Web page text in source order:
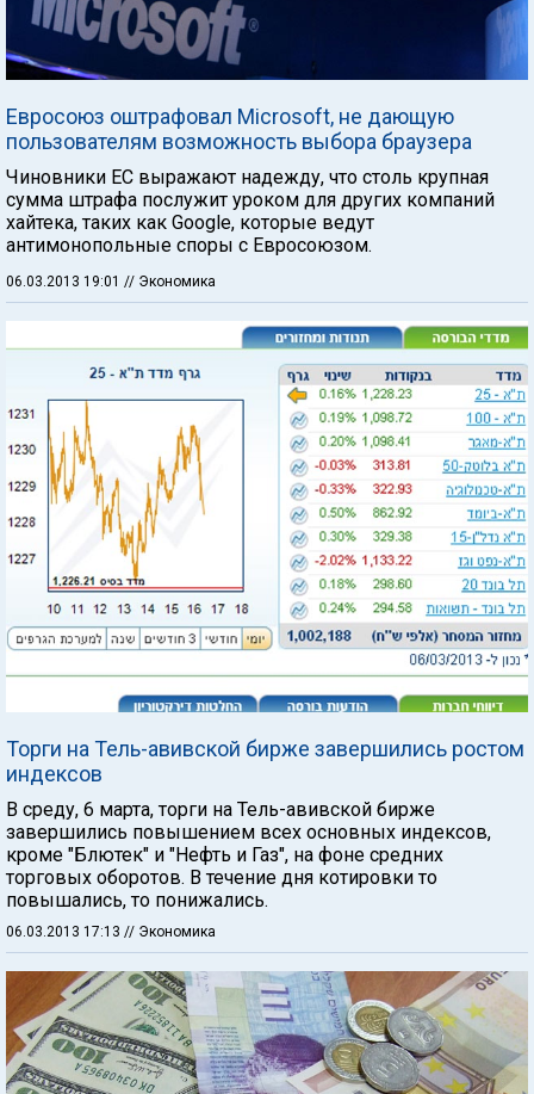
Евросоюз оштрафовал Microsoft, не дающую
пользователям возможность выбора браузера
Чиновники ЕС выражают надежду, что столь крупная
сумма штрафа послужит уроком для других компаний
хайтека, таких как Google, которые ведут
антимонопольные споры с Евросоюзом.
06.03.2013 19:01 // Экономика
Торги на Тель-авивской бирже завершились ростом
индексов
В среду, 6 марта, торги на Тель-авивской бирже
завершились повышением всех основных индексов,
кроме "Блютек" и "Нефть и Газ", на фоне средних
торговых оборотов. В течение дня котировки то
повышались, то понижались.
06.03.2013 17:13 // Экономика